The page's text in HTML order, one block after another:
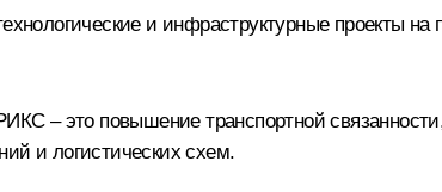
и инфраструктурные проекты
– это повышение транспортной
и логистических схем.